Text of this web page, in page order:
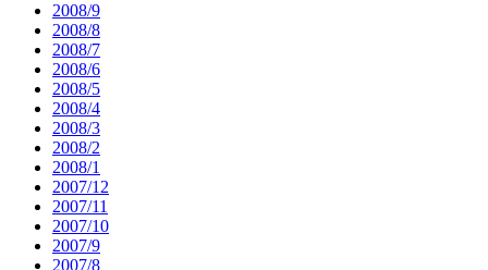
2008/9
2008/8
2008/7
2008/6
2008/5
2008/4
2008/3
2008/2
2008/1
2007/12
2007/11
2007/10
2007/9
2007/8